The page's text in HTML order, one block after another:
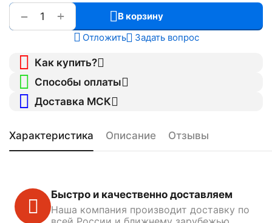
+
−
В корзину
Отложить
Задать вопрос
Как купить?
Способы оплаты
Доставка МСК
Характеристика Описание Отзывы
Быстро и качественно доставляем
Наша компания производит доставку по